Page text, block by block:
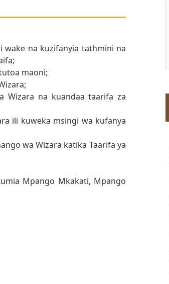
wake na kuzifanyia tathmini na
maoni;
Wizara na kuandaa taarifa za
ili kuweka msingi wa kufanya
wa Wizara katika Taarifa ya
Mpango Mkakati, Mpango